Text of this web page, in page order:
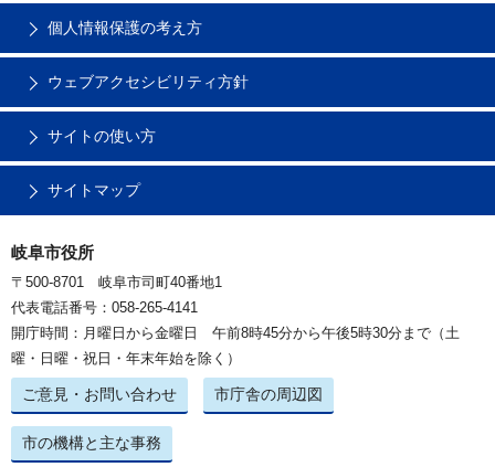
個人情報保護の考え方
ウェブアクセシビリティ方針
サイトの使い方
サイトマップ
岐阜市役所
〒500-8701 岐阜市司町40番地1
代表電話番号：058-265-4141
開庁時間：月曜日から金曜日 午前8時45分から午後5時30分まで（土
曜・日曜・祝日・年末年始を除く）
ご意見・お問い合わせ 市庁舎の周辺図
市の機構と主な事務